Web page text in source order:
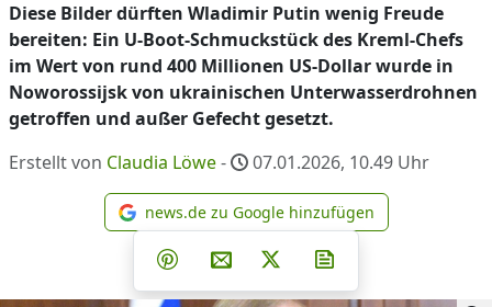
Diese Bilder dürften Wladimir Putin wenig Freude
bereiten: Ein U-Boot-Schmuckstück des Kreml-Chefs
im Wert von rund 400 Millionen US-Dollar wurde in
Noworossijsk von ukrainischen Unterwasserdrohnen
getroffen und außer Gefecht gesetzt.
Erstellt von Claudia Löwe- 07.01.2026, 10.49 Uhr
news.de zu Google
news.de zu Google hinzufügen
Teilen auf Facebook
Teilen auf Whatsapp
Teilen auf Telegram
Teilen auf Pinterest
Per E-Mail teilen
Post auf X